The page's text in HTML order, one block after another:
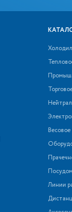
Линии